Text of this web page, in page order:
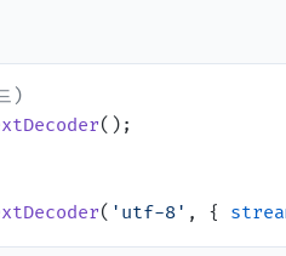
)
();
( 'utf-8' , {